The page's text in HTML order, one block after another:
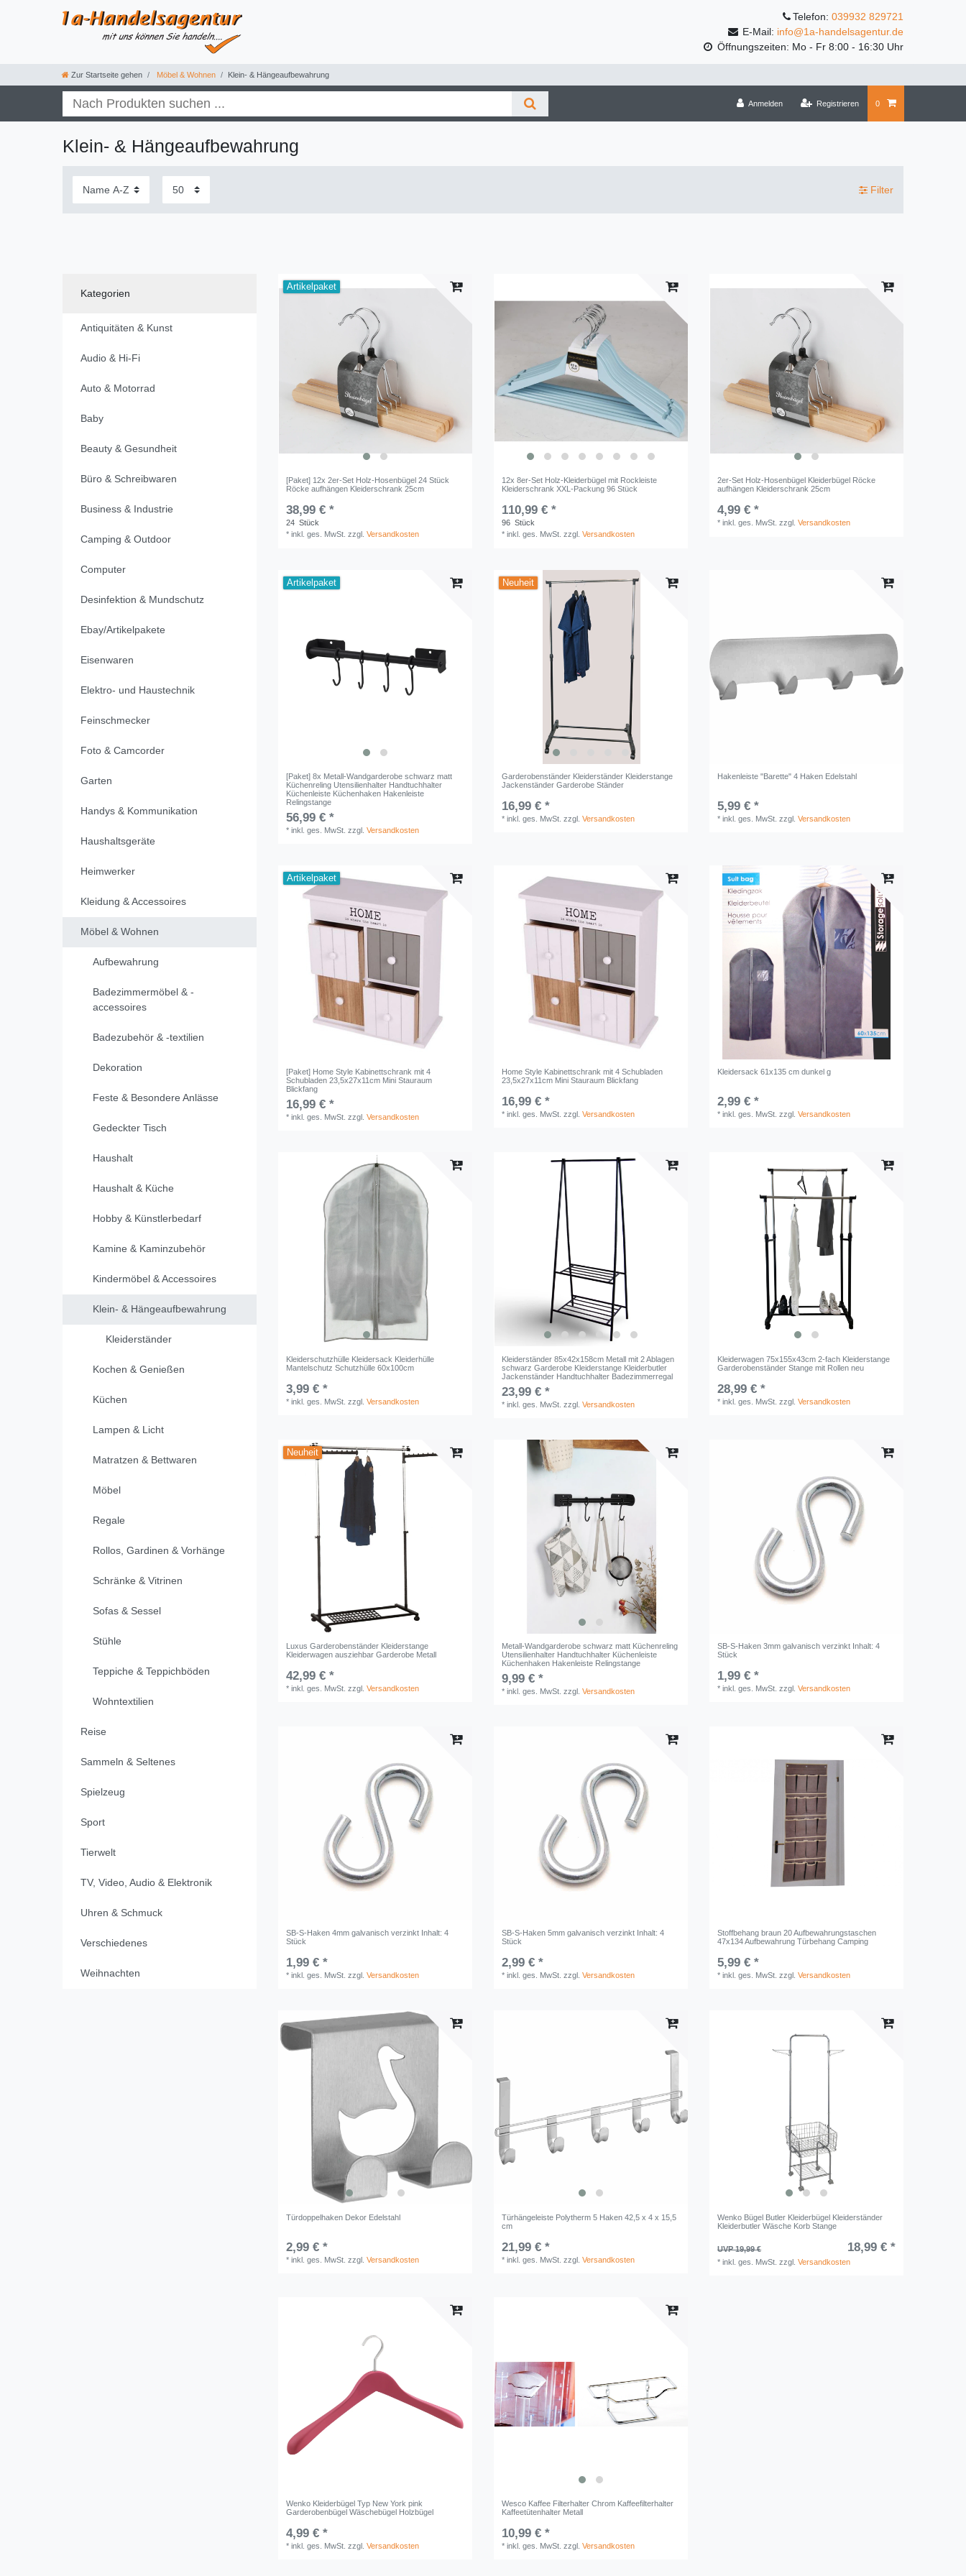
Telefon: 039932 829721
E-Mail: info@1a-handelsagentur.de
Öffnungszeiten: Mo - Fr 8:00 - 16:30 Uhr
Zur Startseite gehen Möbel & Wohnen Klein- & Hängeaufbewahrung
Anmelden Registrieren 0
Klein- & Hängeaufbewahrung
Filter
Kategorien
Antiquitäten & Kunst
Audio & Hi-Fi
Auto & Motorrad
Baby
Beauty & Gesundheit
Büro & Schreibwaren
Business & Industrie
Camping & Outdoor
Computer
Desinfektion & Mundschutz
Ebay/Artikelpakete
Eisenwaren
Elektro- und Haustechnik
Feinschmecker
Foto & Camcorder
Garten
Handys & Kommunikation
Haushaltsgeräte
Heimwerker
Kleidung & Accessoires
Möbel & Wohnen
Aufbewahrung
Badezimmermöbel & -
accessoires
Badezubehör & -textilien
Dekoration
Feste & Besondere Anlässe
Gedeckter Tisch
Haushalt
Haushalt & Küche
Hobby & Künstlerbedarf
Kamine & Kaminzubehör
Kindermöbel & Accessoires
Klein- & Hängeaufbewahrung
Kleiderständer
Kochen & Genießen
Küchen
Lampen & Licht
Matratzen & Bettwaren
Möbel
Regale
Rollos, Gardinen & Vorhänge
Schränke & Vitrinen
Sofas & Sessel
Stühle
Teppiche & Teppichböden
Wohntextilien
Reise
Sammeln & Seltenes
Spielzeug
Sport
Tierwelt
TV, Video, Audio & Elektronik
Uhren & Schmuck
Verschiedenes
Weihnachten
Artikelpaket
[Paket] 12x 2er-Set Holz-Hosenbügel 24 Stück
Röcke aufhängen Kleiderschrank 25cm
38,99 € *
24 Stück
*inkl. ges. MwSt. zzgl.Versandkosten
12x 8er-Set Holz-Kleiderbügel mit Rockleiste
Kleiderschrank XXL-Packung 96 Stück
110,99 € *
96 Stück
*inkl. ges. MwSt. zzgl.Versandkosten
2er-Set Holz-Hosenbügel Kleiderbügel Röcke
aufhängen Kleiderschrank 25cm
4,99 € *
*inkl. ges. MwSt. zzgl.Versandkosten
Artikelpaket
[Paket] 8x Metall-Wandgarderobe schwarz matt
Küchenreling Utensilienhalter Handtuchhalter
Küchenleiste Küchenhaken Hakenleiste
Relingstange
56,99 € *
*inkl. ges. MwSt. zzgl.Versandkosten
Neuheit
Garderobenständer Kleiderständer Kleiderstange
Jackenständer Garderobe Ständer
16,99 € *
*inkl. ges. MwSt. zzgl.Versandkosten
Hakenleiste "Barette" 4 Haken Edelstahl
5,99 € *
*inkl. ges. MwSt. zzgl.Versandkosten
Artikelpaket
[Paket] Home Style Kabinettschrank mit 4
Schubladen 23,5x27x11cm Mini Stauraum
Blickfang
16,99 € *
*inkl. ges. MwSt. zzgl.Versandkosten
Home Style Kabinettschrank mit 4 Schubladen
23,5x27x11cm Mini Stauraum Blickfang
16,99 € *
*inkl. ges. MwSt. zzgl.Versandkosten
Kleidersack 61x135 cm dunkel g
2,99 € *
*inkl. ges. MwSt. zzgl.Versandkosten
Kleiderschutzhülle Kleidersack Kleiderhülle
Mantelschutz Schutzhülle 60x100cm
3,99 € *
*inkl. ges. MwSt. zzgl.Versandkosten
Kleiderständer 85x42x158cm Metall mit 2 Ablagen
schwarz Garderobe Kleiderstange Kleiderbutler
Jackenständer Handtuchhalter Badezimmerregal
23,99 € *
*inkl. ges. MwSt. zzgl.Versandkosten
Kleiderwagen 75x155x43cm 2-fach Kleiderstange
Garderobenständer Stange mit Rollen neu
28,99 € *
*inkl. ges. MwSt. zzgl.Versandkosten
Neuheit
Luxus Garderobenständer Kleiderstange
Kleiderwagen ausziehbar Garderobe Metall
42,99 € *
*inkl. ges. MwSt. zzgl.Versandkosten
Metall-Wandgarderobe schwarz matt Küchenreling
Utensilienhalter Handtuchhalter Küchenleiste
Küchenhaken Hakenleiste Relingstange
9,99 € *
*inkl. ges. MwSt. zzgl.Versandkosten
SB-S-Haken 3mm galvanisch verzinkt Inhalt: 4
Stück
1,99 € *
*inkl. ges. MwSt. zzgl.Versandkosten
SB-S-Haken 4mm galvanisch verzinkt Inhalt: 4
Stück
1,99 € *
*inkl. ges. MwSt. zzgl.Versandkosten
SB-S-Haken 5mm galvanisch verzinkt Inhalt: 4
Stück
2,99 € *
*inkl. ges. MwSt. zzgl.Versandkosten
Stoffbehang braun 20 Aufbewahrungstaschen
47x134 Aufbewahrung Türbehang Camping
5,99 € *
*inkl. ges. MwSt. zzgl.Versandkosten
Türdoppelhaken Dekor Edelstahl
2,99 € *
*inkl. ges. MwSt. zzgl.Versandkosten
Türhängeleiste Polytherm 5 Haken 42,5 x 4 x 15,5
cm
21,99 € *
*inkl. ges. MwSt. zzgl.Versandkosten
Wenko Bügel Butler Kleiderbügel Kleiderständer
Kleiderbutler Wäsche Korb Stange
UVP 19,99 € 18,99 € *
*inkl. ges. MwSt. zzgl.Versandkosten
Wenko Kleiderbügel Typ New York pink
Garderobenbügel Wäschebügel Holzbügel
4,99 € *
*inkl. ges. MwSt. zzgl.Versandkosten
Wesco Kaffee Filterhalter Chrom Kaffeefilterhalter
Kaffeetütenhalter Metall
10,99 € *
*inkl. ges. MwSt. zzgl.Versandkosten